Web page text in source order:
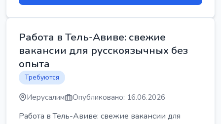
Работа в Тель-Авиве: свежие
вакансии для русскоязычных без
опыта
Требуются
Иерусалим Опубликовано: 16.06.2026
Работа в Тель-Авиве: свежие вакансии для